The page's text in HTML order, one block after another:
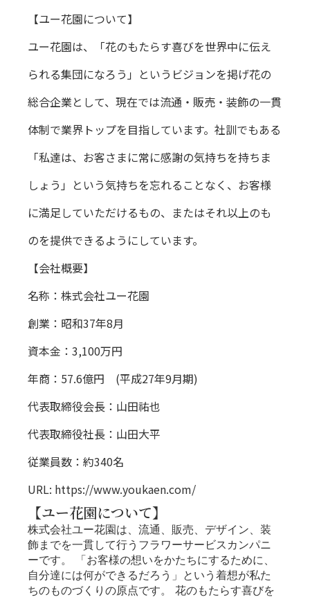
【ユー花園について】
ユー花園は、「花のもたらす喜びを世界中に伝え
られる集団になろう」というビジョンを掲げ花の
総合企業として、現在では流通・販売・装飾の一貫
体制で業界トップを目指しています。社訓でもある
「私達は、お客さまに常に感謝の気持ちを持ちま
しょう」という気持ちを忘れることなく、お客様
に満足していただけるもの、またはそれ以上のも
のを提供できるようにしています。
【会社概要】
名称：株式会社ユー花園
創業：昭和37年8月
資本金：3,100万円
年商：57.6億円 (平成27年9月期)
代表取締役会長：山田祐也
代表取締役社長：山田大平
従業員数：約340名
URL: https://www.youkaen.com/
【ユー花園について】
株式会社ユー花園は、流通、販売、デザイン、装
飾までを一貫して行うフラワーサービスカンパニ
ーです。 「お客様の想いをかたちにするために、
自分達には何ができるだろう」という着想が私た
ちのものづくりの原点です。 花のもたらす喜びを